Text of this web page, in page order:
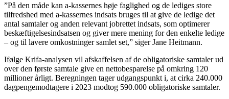
”På den måde kan a-kassernes høje faglighed og de lediges store
tilfredshed med a-kassernes indsats bruges til at give de ledige det
antal samtaler og anden relevant jobrettet indsats, som optimerer
beskæftigelsesindsatsen og giver mere mening for den enkelte ledige
– og til lavere omkostninger samlet set,” siger Jane Heitmann.
Ifølge Krifa-analysen vil afskaffelsen af de obligatoriske samtaler ud
over den første samtale give en nettobesparelse på omkring 120
millioner årligt. Beregningen tager udgangspunkt i, at cirka 240.000
dagpengemodtagere i 2023 modtog 590.000 obligatoriske samtaler.